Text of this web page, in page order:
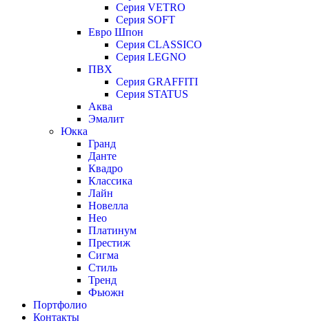
Серия VETRO
Серия SOFT
Евро Шпон
Серия CLASSICO
Серия LEGNO
ПВХ
Серия GRAFFITI
Серия STATUS
Аква
Эмалит
Юкка
Гранд
Данте
Квадро
Классика
Лайн
Новелла
Нео
Платинум
Престиж
Сигма
Стиль
Тренд
Фьюжн
Портфолио
Контакты